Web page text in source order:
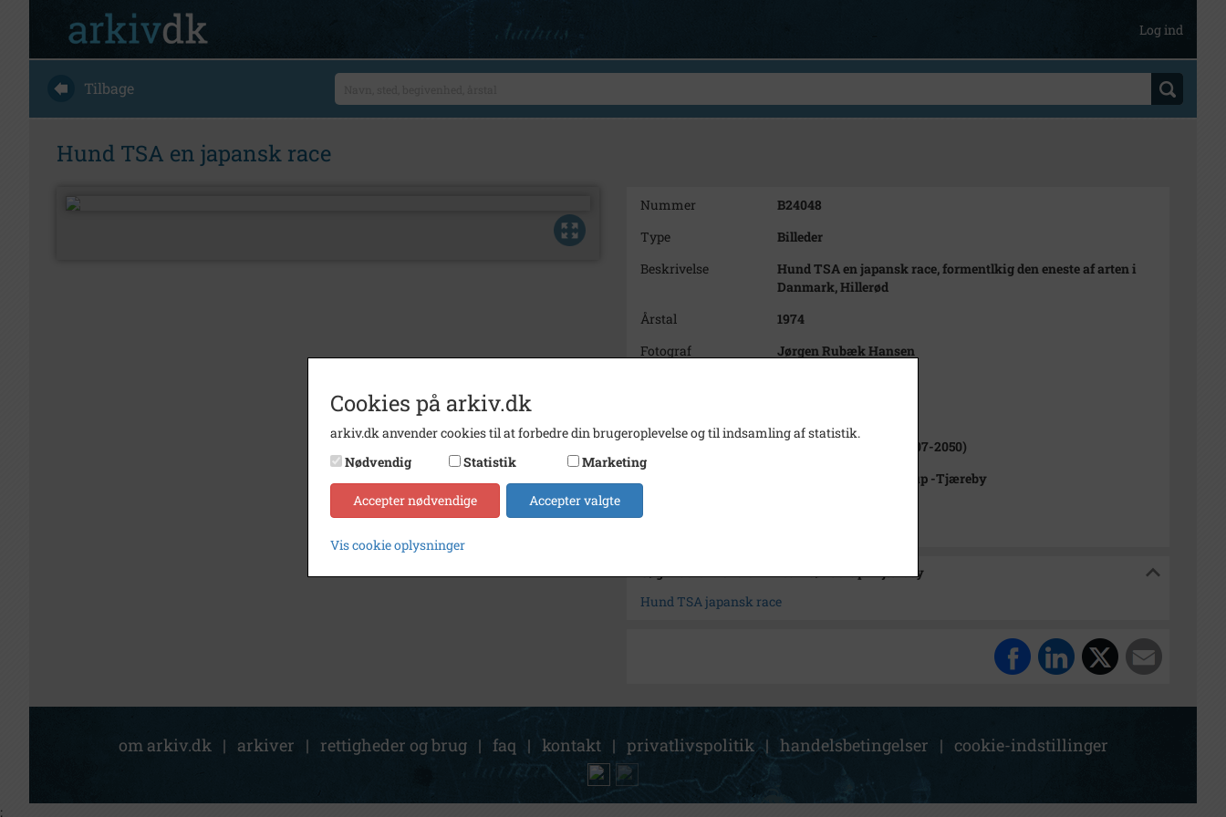
Log ind
Tilbage
Hund TSA en japansk race
Nummer
B24048
Type
Billeder
Beskrivelse
Hund TSA en japansk race, formentlkig den eneste af arten i
Danmark, Hillerød
Årstal
1974
Fotograf
Jørgen Rubæk Hansen
Enhed
Hillerød Kommune (2007-2050)
Lokalarkivet Alsønderup -Tjæreby
Søg videre i Lokalarkivet Alsønderup -Tjæreby
Hund TSA japansk race
om arkiv.dk | arkiver | rettigheder og brug | faq | kontakt | privatlivspolitik | handelsbetingelser | cookie-indstillinger
Cookies på arkiv.dk
arkiv.dk anvender cookies til at forbedre din brugeroplevelse og til indsamling af statistik.
Nødvendig
Statistik Marketing
Accepter nødvendige Accepter valgte
Vis cookie oplysninger
;